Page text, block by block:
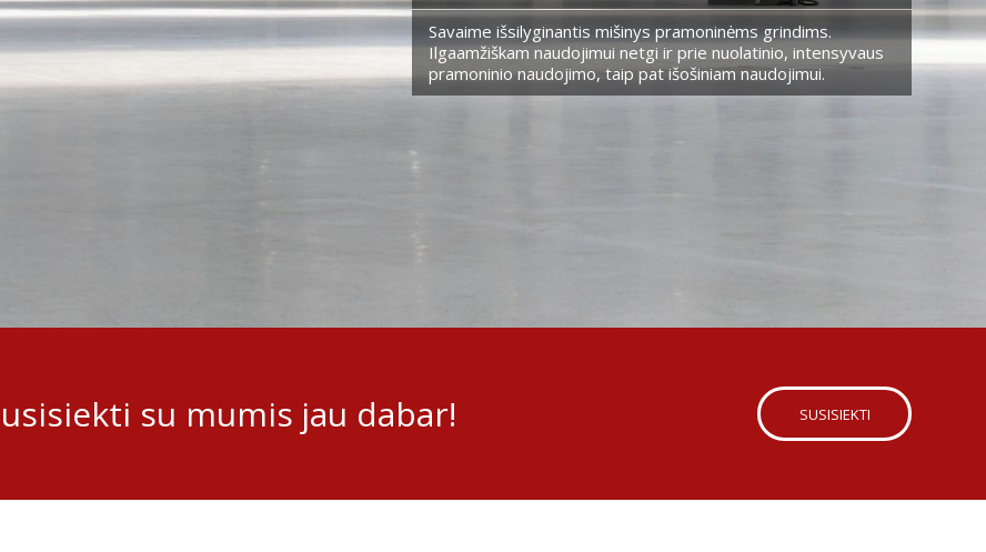
Savaime išsilyginantis mišinys pramoninėms grindims.
Ilgaamžiškam naudojimui netgi ir prie nuolatinio, intensyvaus
pramoninio naudojimo, taip pat išošiniam naudojimui.
su mumis jau dabar! SUSISIEKTI